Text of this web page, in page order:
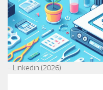
- Linkedin (2026)